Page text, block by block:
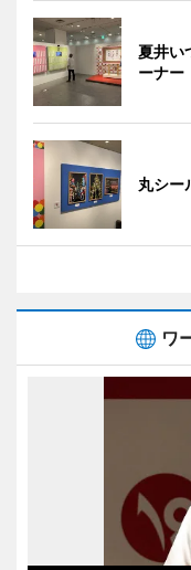
夏井い
ーナー
丸シー
ワ